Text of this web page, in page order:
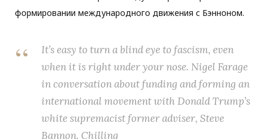
формировании международного движения с Бэнноном.
It’s easy to turn a blind eye to fascism, even
when it is right under your nose. Nigel Farage
in conversation about funding and forming an
international movement with Donald Trump’s
white supremacist former adviser, Steve
Bannon. Chilling